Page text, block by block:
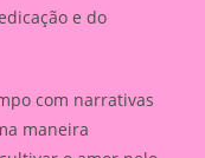
e do
com narrativas
maneira